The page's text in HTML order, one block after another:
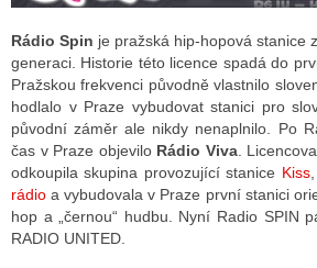
RÁDIÍ
VYSÍLAČE
TELEVIZE
TELEVIZÍ
Rádio Spin je pražská hip-hopová stanice
generaci. Historie této licence spadá do
Pražskou frekvenci původně vlastnilo
hodlalo v Praze vybudovat stanici pro
původní záměr ale nikdy nenaplnilo. Po
čas v Praze objevilo Rádio Viva.
odkoupila skupina provozující stanice Kiss,
rádio a vybudovala v Praze první stanici
hop a „černou“ hudbu. Nyní Radio SPIN
RADIO UNITED.